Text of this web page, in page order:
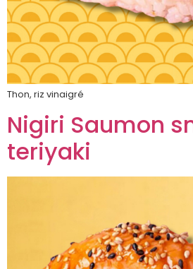
Thon, riz vinaigré
Nigiri Saumon
teriyaki